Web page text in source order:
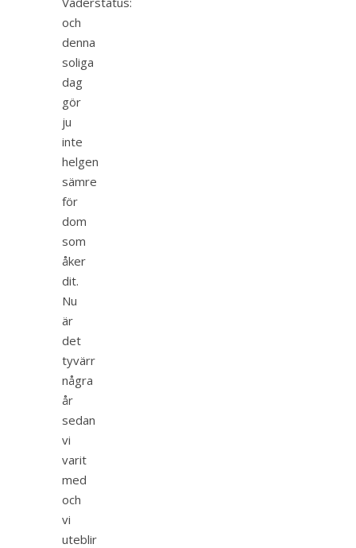
och
denna
soliga
dag
gör
ju
inte
helgen
sämre
för
dom
som
åker
dit.
Nu
är
det
tyvärr
några
år
sedan
vi
varit
med
och
vi
uteblir